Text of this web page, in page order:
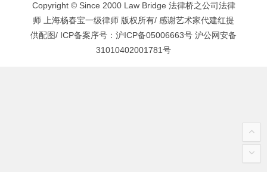
Copyright © Since 2000 Law Bridge 法律桥之公司法律
师 上海杨春宝一级律师 版权所有/ 感谢艺术家代建红提
供配图/ ICP备案序号： 沪ICP备05006663号 沪公网安备
31010402001781号